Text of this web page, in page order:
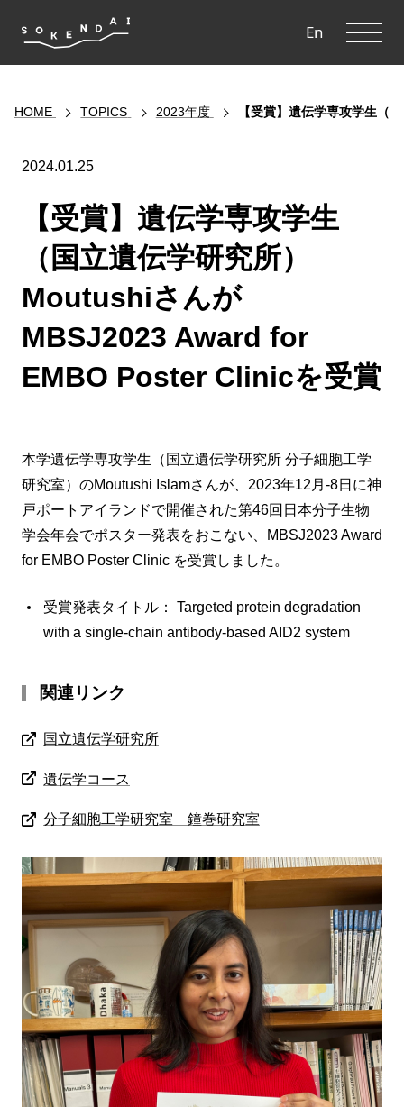
En
HOME TOPICS 2023年度 【受賞】遺伝学専攻学生
2024.01.25
【受賞】遺伝学専攻学生
（国立遺伝学研究所）
Moutushiさんが
MBSJ2023 Award for
EMBO Poster Clinicを受賞
本学遺伝学専攻学生（国立遺伝学研究所 分子細胞工学
研究室）のMoutushi Islamさんが、2023年12月-8日に神
戸ポートアイランドで開催された第46回日本分子生物
学会年会でポスター発表をおこない、MBSJ2023 Award
for EMBO Poster Clinic を受賞しました。
受賞発表タイトル： Targeted protein degradation
with a single-chain antibody-based AID2 system
関連リンク
国立遺伝学研究所
遺伝学コース
分子細胞工学研究室 鐘巻研究室